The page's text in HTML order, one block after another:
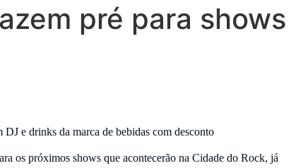
pré para shows
e drinks da marca de bebidas com desconto
os próximos shows que acontecerão na Cidade do Rock, já